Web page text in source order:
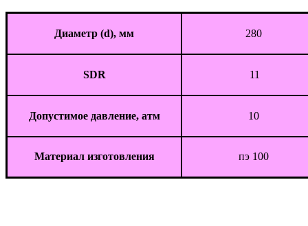
Диаметр (d), мм 280
SDR 11
Допустимое давление, атм 10
Материал изготовления пэ 100